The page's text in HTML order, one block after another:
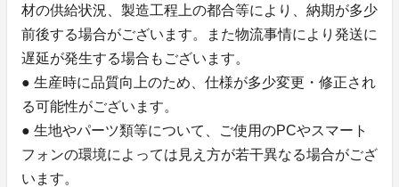
材の供給状況、製造工程上の都合等により、納期が多少
前後する場合がございます。また物流事情により発送に
遅延が発生する場合もございます。
● 生産時に品質向上のため、仕様が多少変更・修正され
る可能性がございます。
● 生地やパーツ類等について、ご使用のPCやスマート
フォンの環境によっては見え方が若干異なる場合がござ
います。